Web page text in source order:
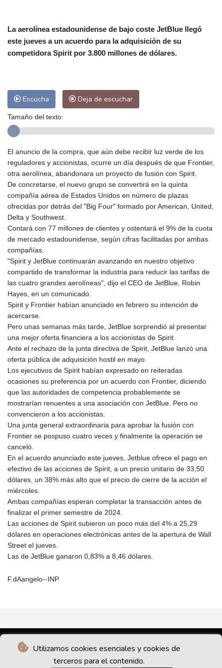
Utilizamos cookies esenciales y cookies de
terceros para el contenido.
Las Palmas de Gran Canaria
26 °C
Ibiza
26 °C Buenos Aires
14 °C
Panama City
25 °C
La aerolínea estadounidense de bajo coste JetBlue llegó
este jueves a un acuerdo para la adquisición de su
competidora Spirit por 3.800 millones de dólares.
Escucha Deja de escuchar
Tamaño del texto:
El anuncio de la compra, que aún debe recibir luz verde de los
reguladores y accionistas, ocurre un día después de que Frontier,
otra aerolínea, abandonara un proyecto de fusión con Spirit.
De concretarse, el nuevo grupo se convertirá en la quinta
compañía aérea de Estados Unidos en número de plazas
ofrecidas por detrás del "Big Four" formado por American, United,
Delta y Southwest.
Contará con 77 millones de clientes y ostentará el 9% de la cuota
de mercado estadounidense, según cifras facilitadas por ambas
compañías.
"Spirit y JetBlue continuarán avanzando en nuestro objetivo
compartido de transformar la industria para reducir las tarifas de
las cuatro grandes aerolíneas", dijo el CEO de JetBlue, Robin
Hayes, en un comunicado.
Spirit y Frontier habían anunciado en febrero su intención de
acercarse.
Pero unas semanas más tarde, JetBlue sorprendió al presentar
una mejor oferta financiera a los accionistas de Spirit.
Ante el rechazo de la junta directiva de Spirit, JetBlue lanzó una
oferta pública de adquisición hostil en mayo.
Los ejecutivos de Spirit habían expresado en reiteradas
ocasiones su preferencia por un acuerdo con Frontier, diciendo
que las autoridades de competencia probablemente se
mostrarían renuentes a una asociación con JetBlue. Pero no
convencieron a los accionistas.
Una junta general extraordinaria para aprobar la fusión con
Frontier se pospuso cuatro veces y finalmente la operación se
canceló.
En el acuerdo anunciado este jueves, Jetblue ofrece el pago en
efectivo de las acciones de Spirit, a un precio unitario de 33,50
dólares, un 38% más alto que el precio de cierre de la acción el
miércoles.
Ambas compañías esperan completar la transacción antes de
finalizar el primer semestre de 2024.
Las acciones de Spirit subieron un poco más del 4% a 25,29
dólares en operaciones electrónicas antes de la apertura de Wall
Street el jueves.
Las de JetBlue ganaron 0,83% a 8,46 dólares.
F.dAangelo--INP